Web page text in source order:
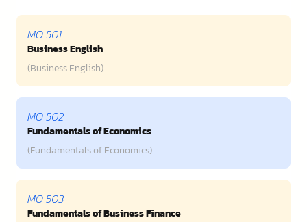
MO 501
Business English
(Business English)
MO 502
Fundamentals of Economics
(Fundamentals of Economics)
MO 503
Fundamentals of Business Finance